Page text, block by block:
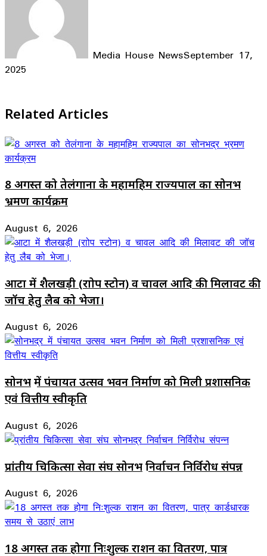
Media House NewsSeptember 17,
2025
Related Articles
8 अगस्त को तेलंगाना के महामहिम राज्यपाल का सोनभद्र
भ्रमण कार्यक्रम
August 6, 2026
आटा में शैलखड़ी (राोप स्टोन) व चावल आदि की मिलावट की
जॉच हेतु लैब को भेजा।
August 6, 2026
सोनभद्र में पंचायत उत्सव भवन निर्माण को मिली प्रशासनिक
एवं वित्तीय स्वीकृति
August 6, 2026
प्रांतीय चिकित्सा सेवा संघ सोनभद्र निर्वाचन निर्विरोध संपन्न
August 6, 2026
18 अगस्त तक होगा निःशुल्क राशन का वितरण, पात्र